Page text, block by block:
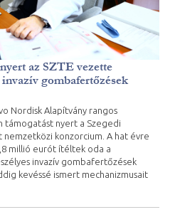
az SZTE vezette
gombafertőzések
Nordisk Alapítvány rangos
támogatást nyert a Szegedi
konzorcium. A hat évre
millió eurót ítéltek oda a
invazív gombafertőzések
kevéssé ismert mechanizmusait